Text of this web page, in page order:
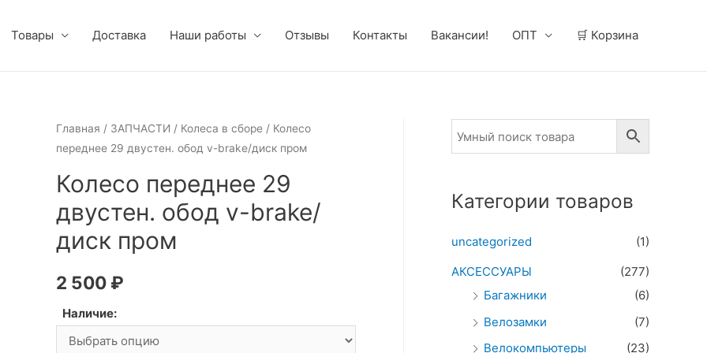
Товары Доставка Наши работы Отзывы Контакты Вакансии! ОПТ 🛒 Корзина
Главная / ЗАПЧАСТИ / Колеса в сборе/ Колесо
переднее 29 двустен. обод v-brake/диск пром
Колесо переднее 29
двустен. обод v-brake/
диск пром
2 500 ₽
Наличие:
Категории товаров
uncategorized
(1)
АКСЕССУАРЫ
(277)
Багажники
(6)
Велозамки
(7)
Велокомпьютеры
(23)